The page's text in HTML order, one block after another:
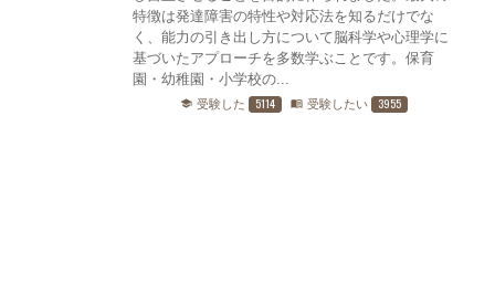
特徴は発達障害の特性や対応法を知るだけでな
く、能力の引き出し方について脳科学や心理学に
基づいたアプローチを多数学ぶことです。保育
園・幼稚園・小学校の...
school 受験した 5114 menu_book 受験したい 3955